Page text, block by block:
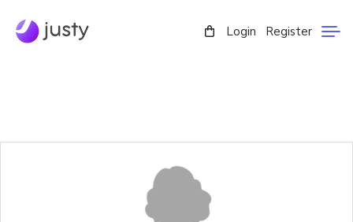
Login Register